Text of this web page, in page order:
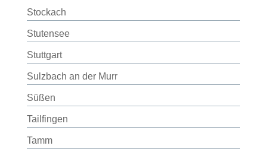
Stockach
Stutensee
Stuttgart
Sulzbach an der Murr
Süßen
Tailfingen
Tamm